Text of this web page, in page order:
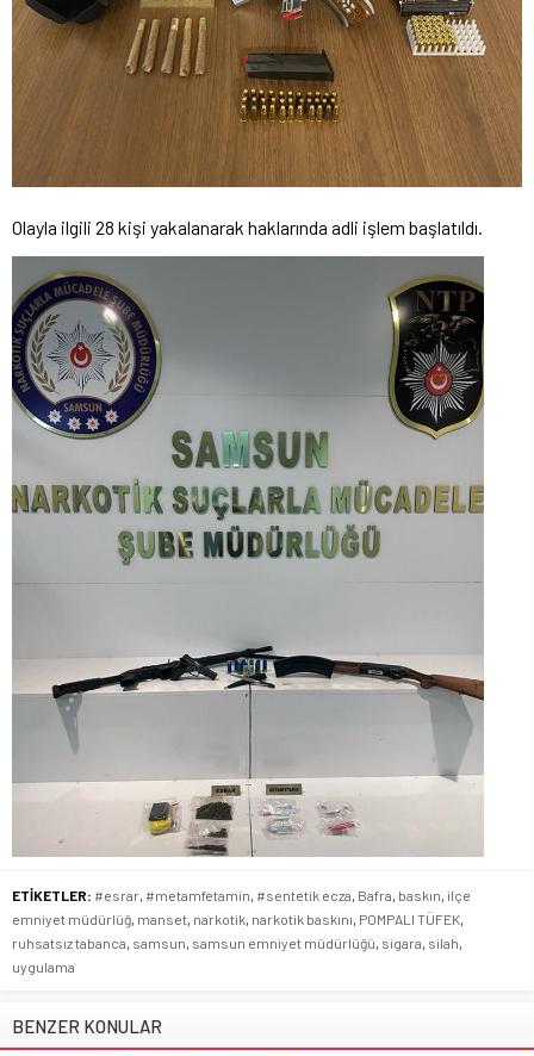
Olayla ilgili 28 kişi yakalanarak haklarında adli işlem başlatıldı.
ETİKETLER: #esrar, #metamfetamin, #sentetik ecza, Bafra, baskın, ilçe
emniyet müdürlüğ, manset, narkotik, narkotik baskını, POMPALI TÜFEK,
ruhsatsız tabanca, samsun, samsun emniyet müdürlüğü, sigara, silah,
uygulama
BENZER KONULAR